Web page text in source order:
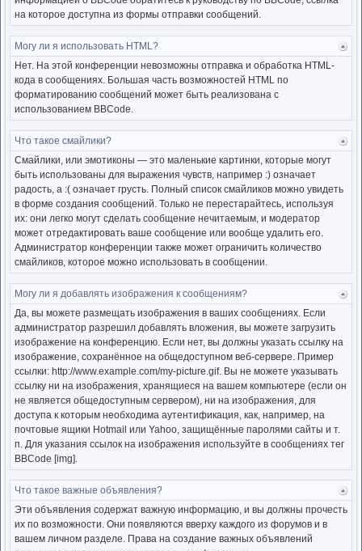
на которое доступна из формы отправки сообщений.
Могу ли я использовать HTML?
Нет. На этой конференции невозможны отправка и обработка HTML-
кода в сообщениях. Большая часть возможностей HTML по
форматированию сообщений может быть реализована с
использованием BBCode.
Что такое смайлики?
Смайлики, или эмотиконы — это маленькие картинки, которые могут
быть использованы для выражения чувств, например :) означает
радость, а :( означает грусть. Полный список смайликов можно увидеть
в форме создания сообщений. Только не перестарайтесь, используя
их: они легко могут сделать сообщение нечитаемым, и модератор
может отредактировать ваше сообщение или вообще удалить его.
Администратор конференции также может ограничить количество
смайликов, которое можно использовать в сообщении.
Могу ли я добавлять изображения к сообщениям?
Да, вы можете размещать изображения в ваших сообщениях. Если
администратор разрешил добавлять вложения, вы можете загрузить
изображение на конференцию. Если нет, вы должны указать ссылку на
изображение, сохранённое на общедоступном веб-сервере. Пример
ссылки: http://www.example.com/my-picture.gif. Вы не можете указывать
ссылку ни на изображения, хранящиеся на вашем компьютере (если он
не является общедоступным сервером), ни на изображения, для
доступа к которым необходима аутентификация, как, например, на
почтовые ящики Hotmail или Yahoo, защищённые паролями сайты и т.
п. Для указания ссылок на изображения используйте в сообщениях тег
BBCode [img].
к
Что такое важные объявления?
Эти объявления содержат важную информацию, и вы должны прочесть
их по возможности. Они появляются вверху каждого из форумов и в
вашем личном разделе. Права на создание важных объявлений